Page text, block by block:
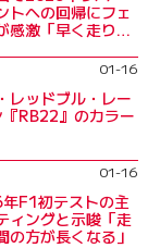
トへの回帰にフェ
感激「早く走りた
01-16
レッドブル・レー
RB22』のカラー
01-16
F1初テストの主
ィングと示唆「走
方が長くなる」